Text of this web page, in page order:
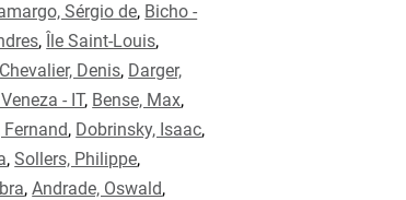
Sérgio de, Bicho -
, Île Saint-Louis,
Chevalier, Denis, Darger,
- IT, Bense, Max,
Fernand, Dobrinsky, Isaac,
,Sollers, Philippe,
,Andrade, Oswald,